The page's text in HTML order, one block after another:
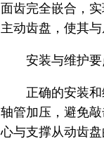
面齿完全嵌合，
主动齿盘，使其
安装与维护要
正确的安装
轴管加压，避免
心与支撑从动齿